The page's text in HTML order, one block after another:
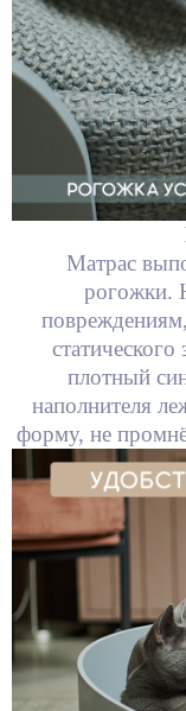
Матрас
рогожки.
повреждениям,
плотный
наполнителя
форму, не